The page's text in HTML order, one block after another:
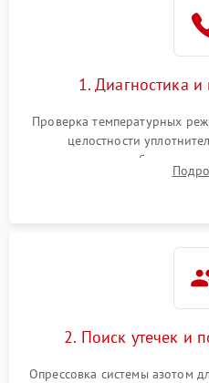
работе
1. Диагностика
Проверка температурных
целостности
сопротивления обмоток
считывание кодов
2. Поиск утечек и
Опрессовка системы азотом